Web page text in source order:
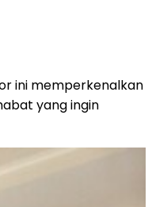
ini memperkenalkan
yang ingin